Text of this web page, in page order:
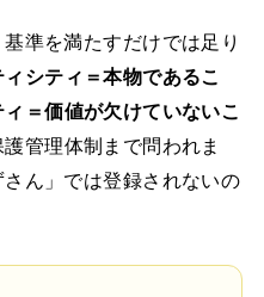
準を満たすだけでは足り
シティ＝本物であるこ
＝価値が欠けていないこ
管理体制まで問われま
ん」では登録されないの